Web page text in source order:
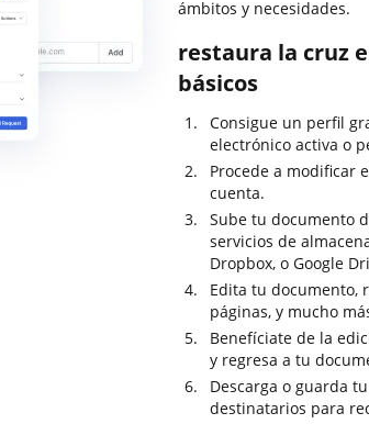
ámbitos y necesidades.
restaura la cruz
básicos
Consigue un perfil
electrónico activa o
Procede a modificar
cuenta.
Sube tu documento
servicios de
Dropbox, o Google
Edita tu documento,
páginas, y mucho
Benefíciate de la
y regresa a tu
Descarga o guarda
destinatarios para